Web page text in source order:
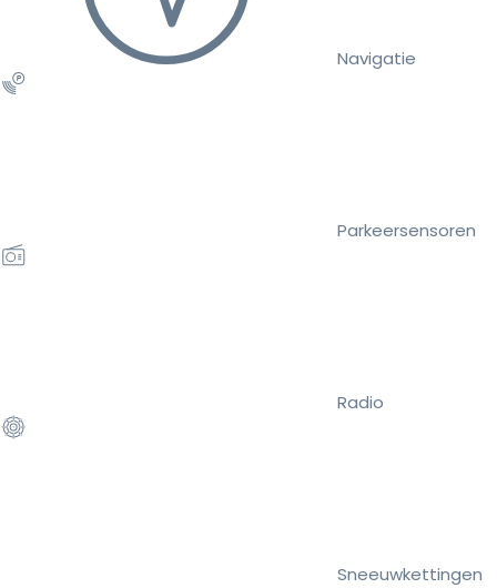
Navigatie
Parkeersensoren
Radio
Sneeuwkettingen